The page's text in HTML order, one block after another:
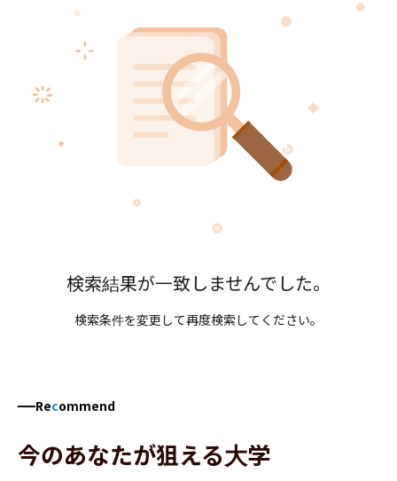
検索結果が一致しませんでした。
検索条件を変更して再度検索してください。
Recommend
今のあなたが狙える大学